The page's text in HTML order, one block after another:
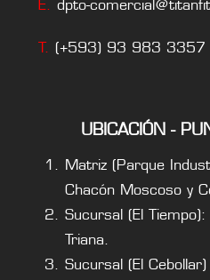
E. dpto-
T. (+593) 93 983 3357
UBICACIÓN -
Matriz (Parque
Chacón Moscoso y
Sucursal (El
Triana.
Sucursal (El